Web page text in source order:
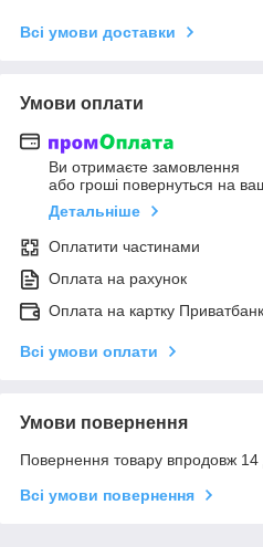
Всі умови доставки
Умови оплати
Ви отримаєте замовлення
або гроші повернуться на
Детальніше
Оплатити частинами
Оплата на рахунок
Оплата на картку
Всі умови оплати
Умови повернення
Повернення товару впродовж 14
Всі умови повернення